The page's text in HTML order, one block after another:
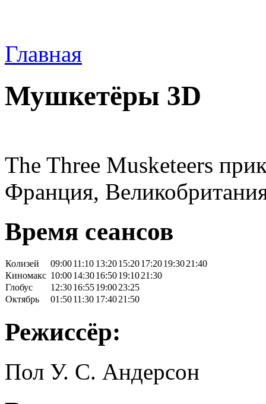
Главная
Мушкетёры 3D
The Three Musketeers
Франция,
Время сеансов
Колизей 09:0011:10 13:2015:2017:2019:3021:40
Киномакс 10:0014:3016:5019:1021:30
Глобус
12:3016:5519:0023:25
Октябрь
01:5011:30 17:4021:50
Режиссёр:
Пол У. С. Андерсон